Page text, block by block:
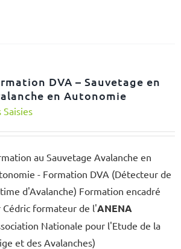
DVA – Sauvetage en
en Autonomie
Saisies
au Sauvetage Avalanche en
- Formation DVA (Détecteur de
d'Avalanche) Formation encadré
Cédric formateur de l'ANENA
Nationale pour l'Etude de la
et des Avalanches)